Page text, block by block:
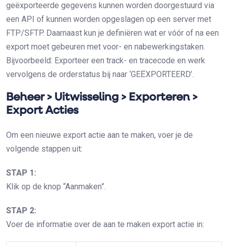
geëxporteerde gegevens kunnen worden doorgestuurd via
een API of kunnen worden opgeslagen op een server met
FTP/SFTP. Daarnaast kun je definiëren wat er vóór of na een
export moet gebeuren met voor- en nabewerkingstaken.
Bijvoorbeeld: Exporteer een track- en tracecode en werk
vervolgens de orderstatus bij naar ‘GEËXPORTEERD’.
Beheer > Uitwisseling > Exporteren >
Export Acties
Om een nieuwe export actie aan te maken, voer je de
volgende stappen uit:
STAP 1:
Klik op de knop “Aanmaken”.
STAP 2:
Voer de informatie over de aan te maken export actie in: